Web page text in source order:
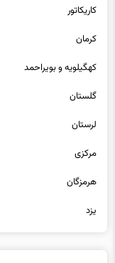
کرمان
کهگیلویه و بویراحمد
گلستان
لرستان
مرکزی
هرمزگان
یزد